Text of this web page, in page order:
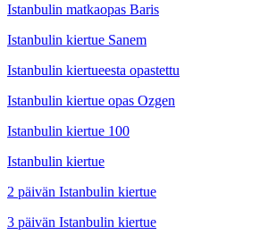
Istanbulin matkaopas Baris
Istanbulin kiertue Sanem
Istanbulin kiertueesta opastettu
Istanbulin kiertue opas Ozgen
Istanbulin kiertue 100
Istanbulin kiertue
2 päivän Istanbulin kiertue
3 päivän Istanbulin kiertue